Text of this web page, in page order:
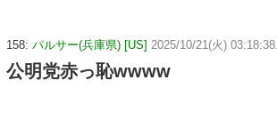
158: パルサー(兵庫県) [US] 2025/10/21(火)
公明党赤っ恥wwww